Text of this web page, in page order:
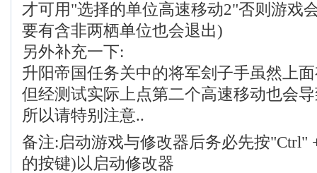
才可用"选择的单位高速移动2"否则游戏
要有含非两栖单位也会退出)
另外补充一下:
升阳帝国任务关中的将军刽子手虽然上
但经测试实际上点第二个高速移动也会
所以请特别注意..
备注:启动游戏与修改器后务必先按"Ctrl"
的按键)以启动修改器